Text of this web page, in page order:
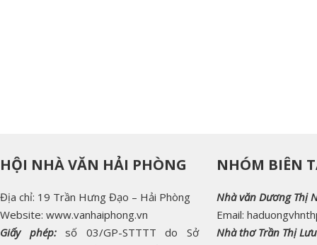
HỘI NHÀ VĂN HẢI PHÒNG
Địa chỉ: 19 Trần Hưng Đạo – Hải Phòng
Website: www.vanhaiphong.vn
Giấy phép:
số 03/GP-STTTT do Sở
NHÓM BIÊN
Nhà văn Dương Thị
Email:
Nhà thơ Trần Thị